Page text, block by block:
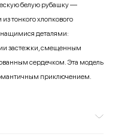
белую рубашку —
тонкого хлопкового
деталями:
застежки, смещенным
сердечком. Эта модель
приключением.